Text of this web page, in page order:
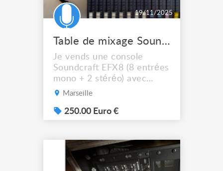
19/11/2025
Table de mixage Soundcraft EFX8
Je vends une console
Soundcraft EFX8 (8 entrées
mono + 2 stéréo) avec
processeur d’effets Lexicon
récupérer sur place
Marseille 13015 - ou
très bon / bon état (précise
s’il y a des traces d’usage) -
Fonctionne parfaitement,
Marseille
250.00 Euro €